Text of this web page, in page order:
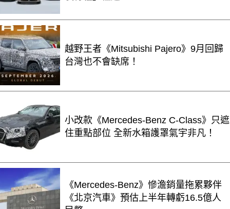
越野王者《Mitsubishi Pajero》9月回歸
台灣也不會缺席！
小改款《Mercedes-Benz C-Class》只遮
住重點部位 全新水箱護罩氣宇非凡！
《Mercedes-Benz》慘澹銷量拖累夥伴
《北京汽車》預估上半年轉虧16.5億人